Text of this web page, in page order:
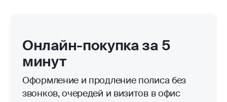
Онлайн-покупка за 5
минут
Оформление и продление полиса без
звонков, очередей и визитов в офис